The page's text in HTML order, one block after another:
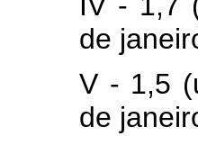
de
V - 1,5
de